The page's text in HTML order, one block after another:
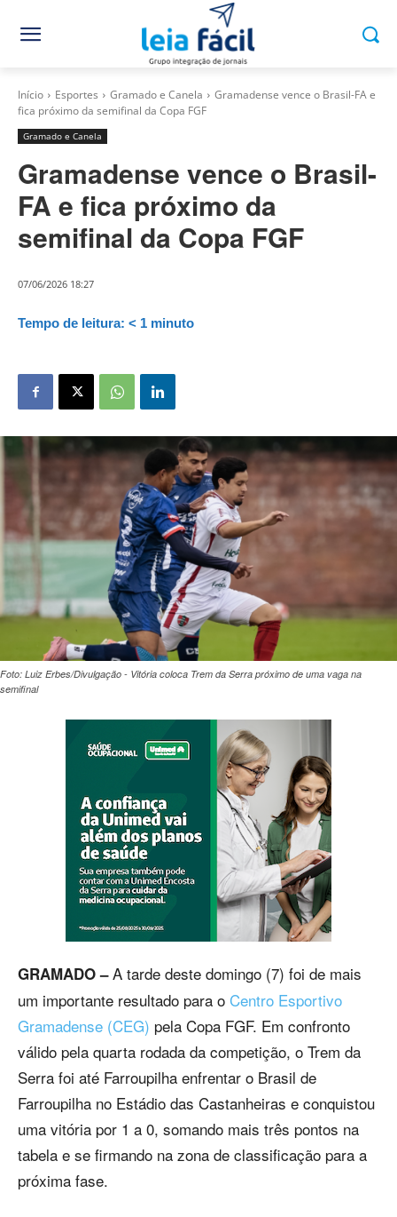
Início Esportes Gramado e Canela
Gramadense vence o Brasil-FA e
fica próximo da semifinal da Copa FGF
Gramado e Canela
Gramadense vence o Brasil-
FA e fica próximo da
semifinal da Copa FGF
07/06/2026 18:27
Tempo de leitura: < 1 minuto
Foto: Luiz Erbes/Divulgação - Vitória coloca Trem da Serra próximo de uma vaga na
semifinal
GRAMADO –A tarde deste domingo (7) foi de mais
um importante resultado para o Centro Esportivo
Gramadense (CEG) pela Copa FGF. Em confronto
válido pela quarta rodada da competição, o Trem da
Serra foi até Farroupilha enfrentar o Brasil de
Farroupilha no Estádio das Castanheiras e conquistou
uma vitória por 1 a 0, somando mais três pontos na
tabela e se firmando na zona de classificação para a
próxima fase.